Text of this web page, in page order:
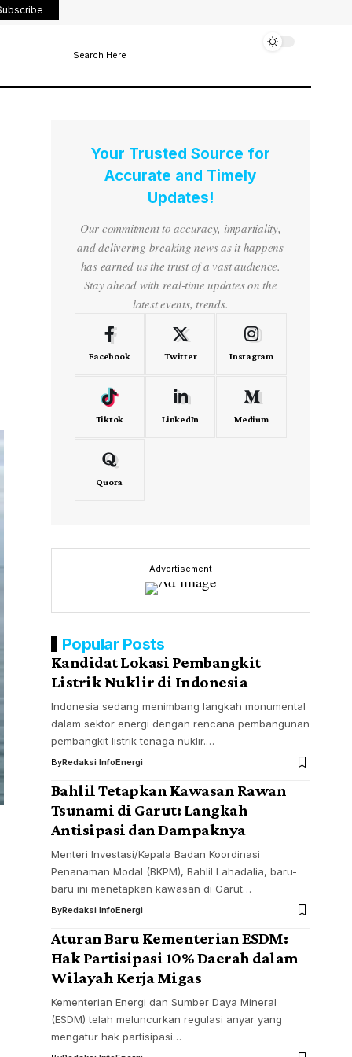
Search Here
Your Trusted Source for
Accurate and Timely
Updates!
Our commitment to accuracy, impartiality,
and delivering breaking news as it happens
has earned us the trust of a vast audience.
Stay ahead with real-time updates on the
latest events, trends.
Facebook Twitter Instagram
Tiktok LinkedIn Medium
Quora
- Advertisement -
Popular Posts
Kandidat Lokasi Pembangkit
Listrik Nuklir di Indonesia
Indonesia sedang menimbang langkah monumental
dalam sektor energi dengan rencana pembangunan
pembangkit listrik tenaga nuklir.…
ByRedaksi InfoEnergi
Bahlil Tetapkan Kawasan Rawan
Tsunami di Garut: Langkah
Antisipasi dan Dampaknya
Menteri Investasi/Kepala Badan Koordinasi
Penanaman Modal (BKPM), Bahlil Lahadalia, baru-
baru ini menetapkan kawasan di Garut…
ByRedaksi InfoEnergi
Aturan Baru Kementerian ESDM:
Hak Partisipasi 10% Daerah dalam
Wilayah Kerja Migas
Kementerian Energi dan Sumber Daya Mineral
(ESDM) telah meluncurkan regulasi anyar yang
mengatur hak partisipasi…